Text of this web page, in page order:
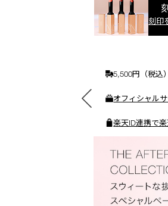
入
れ
刻印
5,500円（税込
オフィシャル
楽天ID連携で